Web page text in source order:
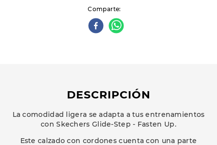
Comparte
DESCRIPCIÓN
La comodidad ligera se adapta a tus entrenamientos
con Skechers Glide-Step - Fasten Up.
Este calzado con cordones cuenta con una parte